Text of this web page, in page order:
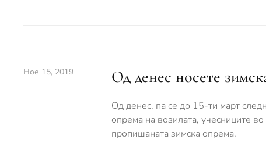
Ное 15, 2019 Од денес носете
Од денес, па се до 15-ти март
опрема на возилата, учесниците во
пропишаната зимска опрема.